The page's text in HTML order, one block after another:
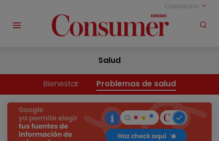
Castellano
Salud
Bienestar Problemas de salud